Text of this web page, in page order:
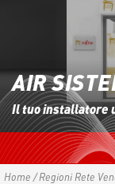
AIR
Il tuo installatore
Home /Regioni Rete